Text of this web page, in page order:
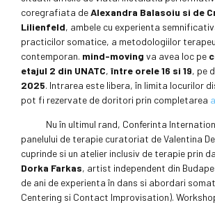
coregrafiata deAlexandra Balasoiu si de
Lilienfeld, ambele cu experienta
practicilor somatice, a metodologiilor
contemporan. mind-moving va avea loc pe
etajul 2 din UNATC, între orele 16 si 19, pe
2025. Intrarea este libera, în limita locurilor
pot fi rezervate de doritori prin completarea
Nu în ultimul rand, Conferinta
panelului de terapie curatoriat de Valentina
cuprinde si un atelier inclusiv de terapie prin
Dorka Farkas, artist independent din
de ani de experienta în dans si abordari
Centering si Contact Improvisation).